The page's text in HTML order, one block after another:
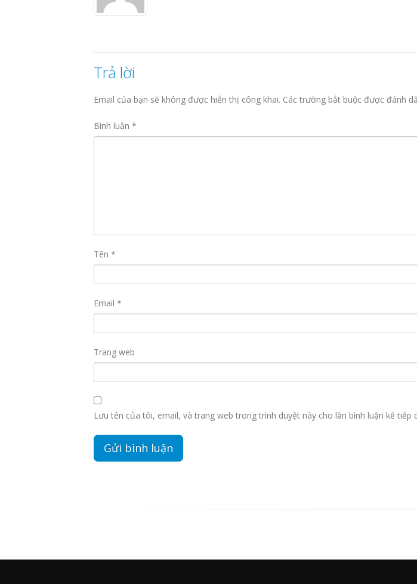
Trả lời
Email của bạn sẽ không được hiển thị công khai. Các trường bắt buộc được đánh
Bình luận *
Tên *
Email *
Trang web
Lưu tên của tôi, email, và trang web trong trình duyệt này cho lần bình luận kế tiếp